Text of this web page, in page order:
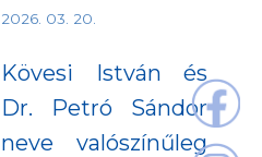
2026. 03. 20.
Kövesi István és
Dr. Petró Sándor
neve valószínűleg